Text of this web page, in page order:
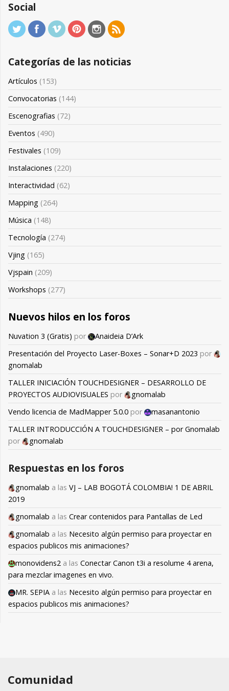
Social
Categorías de las noticias
Artículos (153)
Convocatorias (144)
Escenografias (72)
Eventos (490)
Festivales (109)
Instalaciones (220)
Interactividad (62)
Mapping (264)
Música (148)
Tecnología (274)
Vjing (165)
Vjspain (209)
Workshops (277)
Nuevos hilos en los foros
Nuvation 3 (Gratis) por
Anaideia D’Ark
Presentación del Proyecto Laser-Boxes – Sonar+D 2023 por
gnomalab
TALLER INICIACIÓN TOUCHDESIGNER – DESARROLLO DE
PROYECTOS AUDIOVISUALES por
gnomalab
Vendo licencia de MadMapper 5.0.0 por
masanantonio
TALLER INTRODUCCIÓN A TOUCHDESIGNER – por Gnomalab
por
gnomalab
Respuestas en los foros
gnomalab a las VJ – LAB BOGOTÁ COLOMBIA! 1 DE ABRIL
2019
gnomalab a las Crear contenidos para Pantallas de Led
gnomalab a las Necesito algún permiso para proyectar en
espacios publicos mis animaciones?
monovidens2 a las Conectar Canon t3i a resolume 4 arena,
para mezclar imagenes en vivo.
MR. SEPIA a las Necesito algún permiso para proyectar en
espacios publicos mis animaciones?
Comunidad